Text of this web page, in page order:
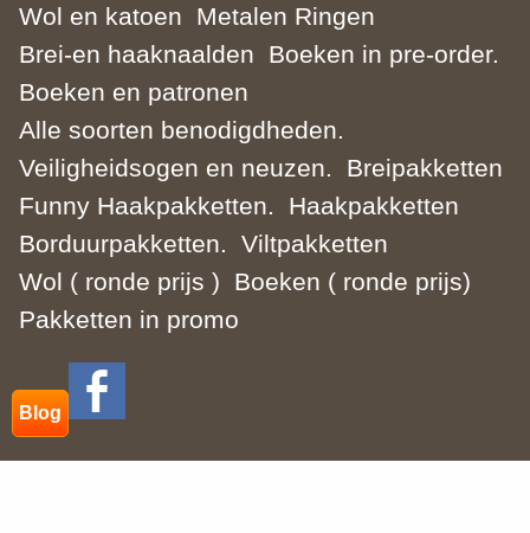
Wol en katoen
Metalen Ringen
Brei-en haaknaalden
Boeken in pre-order.
Boeken en patronen
Alle soorten benodigdheden.
Veiligheidsogen en neuzen.
Breipakketten
Funny Haakpakketten.
Haakpakketten
Borduurpakketten.
Viltpakketten
Wol ( ronde prijs )
Boeken ( ronde prijs)
Pakketten in promo
Blog